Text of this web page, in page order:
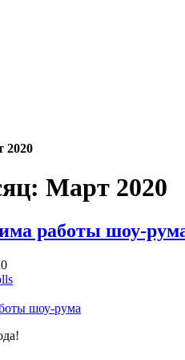
2020
Март 2020
работы шоу-